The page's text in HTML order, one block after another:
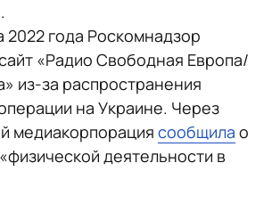
2022 года Роскомнадзор
«Радио Свободная Европа/
из-за распространения
на Украине. Через
медиакорпорация сообщила о
деятельности в